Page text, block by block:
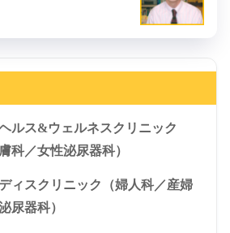
ルス&ウェルネスクリニック
科／女性泌尿器科）
ィスクリニック（婦人科／産婦
尿器科）